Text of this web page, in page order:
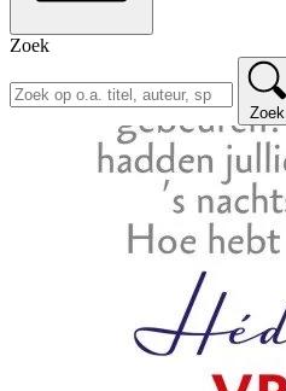
Zoek
Zoek